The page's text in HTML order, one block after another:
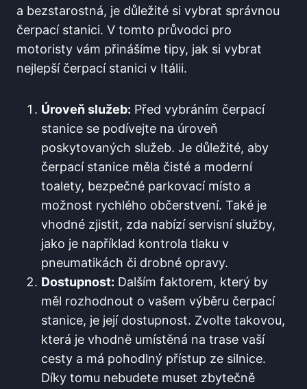
a bezstarostná, je důležité ‌si‍ vybrat správnou
čerpací stanici. V tomto⁤ průvodci pro
motoristy ​vám přinášíme tipy, jak si vybrat
nejlepší čerpací stanici v Itálii.
Úroveň služeb: Před​ vybráním čerpací‌
stanice se podívejte na⁣ úroveň⁣
poskytovaných ⁣služeb. Je důležité, aby‍
čerpací stanice měla čisté a moderní​
toalety, bezpečné parkovací místo a
možnost rychlého občerstvení. Také je
vhodné zjistit,​ zda ‌nabízí servisní služby,
jako je například kontrola tlaku v
pneumatikách či drobné opravy.
Dostupnost: Dalším faktorem, který ​by
‌měl rozhodnout o vašem výběru⁢ čerpací
stanice, je její dostupnost. Zvolte takovou,
která je vhodně umístěná na trase vaší
cesty a má pohodlný přístup ze silnice.
Díky tomu nebudete muset ​zbytečně